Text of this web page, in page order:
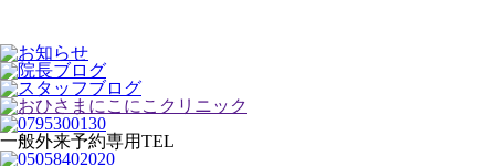
一般外来予約専用TEL